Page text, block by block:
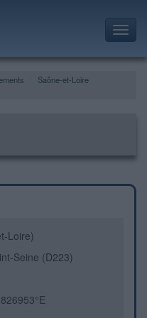
Saône-et-Loire
Loire)
Seine (D223)